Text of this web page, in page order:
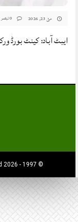
مئ 23, 2026
ایبٹ آباد: کینٹ بورڈ
© 1997 - 2026